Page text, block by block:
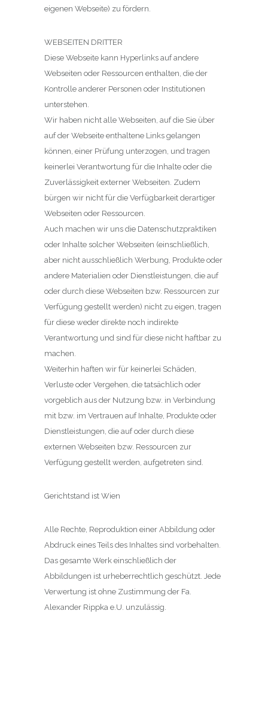
eigenen Webseite) zu fördern.
WEBSEITEN DRITTER
Diese Webseite kann Hyperlinks auf andere
Webseiten oder Ressourcen enthalten, die der
Kontrolle anderer Personen oder Institutionen
unterstehen.
Wir haben nicht alle Webseiten, auf die Sie über
auf der Webseite enthaltene Links gelangen
können, einer Prüfung unterzogen, und tragen
keinerlei Verantwortung für die Inhalte oder die
Zuverlässigkeit externer Webseiten. Zudem
bürgen wir nicht für die Verfügbarkeit derartiger
Webseiten oder Ressourcen.
Auch machen wir uns die Datenschutzpraktiken
oder Inhalte solcher Webseiten (einschließlich,
aber nicht ausschließlich Werbung, Produkte oder
andere Materialien oder Dienstleistungen, die auf
oder durch diese Webseiten bzw. Ressourcen zur
Verfügung gestellt werden) nicht zu eigen, tragen
für diese weder direkte noch indirekte
Verantwortung und sind für diese nicht haftbar zu
machen.
Weiterhin haften wir für keinerlei Schäden,
Verluste oder Vergehen, die tatsächlich oder
vorgeblich aus der Nutzung bzw. in Verbindung
mit bzw. im Vertrauen auf Inhalte, Produkte oder
Dienstleistungen, die auf oder durch diese
externen Webseiten bzw. Ressourcen zur
Verfügung gestellt werden, aufgetreten sind.
Gerichtstand ist Wien
Alle Rechte, Reproduktion einer Abbildung oder
Abdruck eines Teils des Inhaltes sind vorbehalten.
Das gesamte Werk einschließlich der
Abbildungen ist urheberrechtlich geschützt. Jede
Verwertung ist ohne Zustimmung der Fa.
Alexander Rippka e.U. unzulässig.